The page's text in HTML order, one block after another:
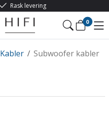
Rask levering
0
/
Kabler Subwoofer kabler